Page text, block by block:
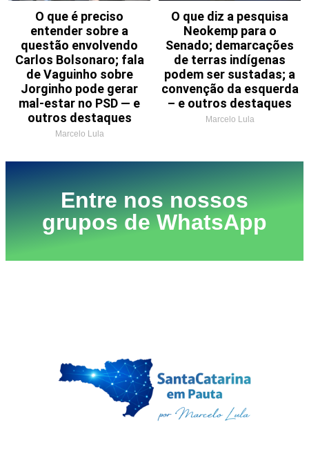
O que é preciso
entender sobre a
questão envolvendo
Carlos Bolsonaro; fala
de Vaguinho sobre
Jorginho pode gerar
mal-estar no PSD — e
outros destaques
Marcelo Lula
O que diz a pesquisa
Neokemp para o
Senado; demarcações
de terras indígenas
podem ser sustadas; a
convenção da esquerda
– e outros destaques
Marcelo Lula
Entre nos nossos
grupos de WhatsApp